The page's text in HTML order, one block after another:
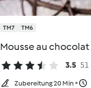
TM7 TM6
Mousse au chocolat
3.5 51
Zubereitung 20 Min